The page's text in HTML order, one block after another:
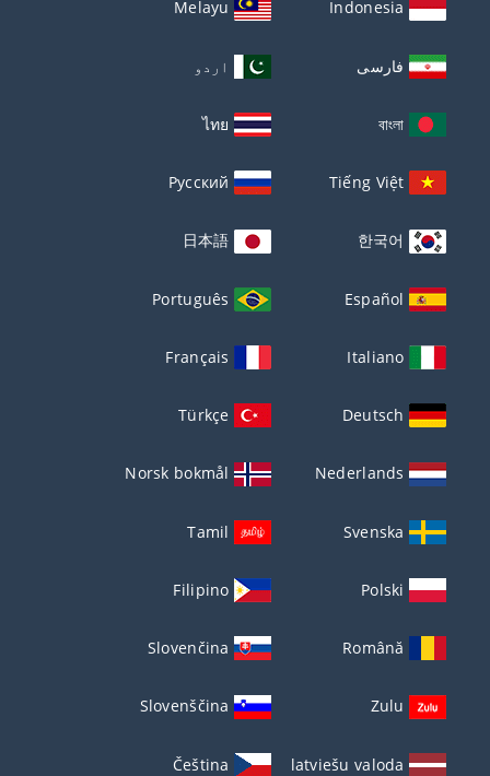
Indonesia
Melayu
فارسی اردو
বাংলা
ไทย
Tiếng Việt
Русский
한국어
日本語
Español
Português
Italiano
Français
Deutsch
Türkçe
Nederlands
Norsk bokmål
Svenska
Tamil
Polski
Filipino
Română
Slovenčina
Zulu
Slovenščina
latviešu valoda
Čeština